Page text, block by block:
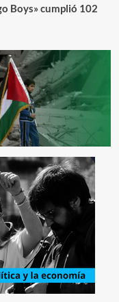
Boys» cumplió 102